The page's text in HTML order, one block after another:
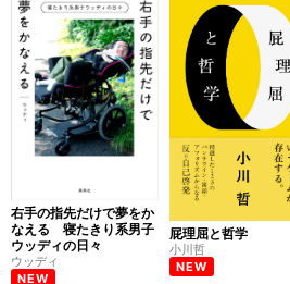
右手の指先だけで夢をか
なえる 寝たきり系男子
ウッディの日々
ウッディ
NEW
屁理屈と哲学
小川哲
NEW